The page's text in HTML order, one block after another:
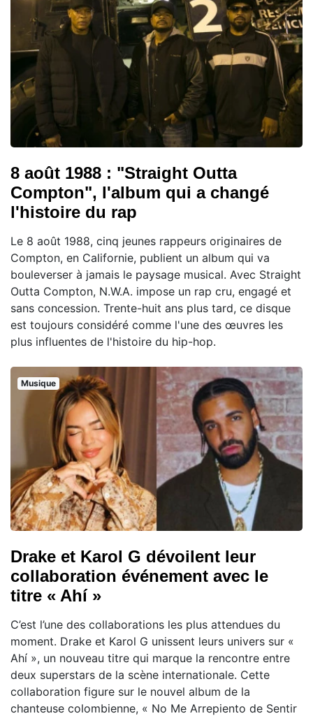
8 août 1988 : "Straight Outta
Compton", l'album qui a changé
l'histoire du rap
Le 8 août 1988, cinq jeunes rappeurs originaires de
Compton, en Californie, publient un album qui va
bouleverser à jamais le paysage musical. Avec Straight
Outta Compton, N.W.A. impose un rap cru, engagé et
sans concession. Trente-huit ans plus tard, ce disque
est toujours considéré comme l'une des œuvres les
plus influentes de l'histoire du hip-hop.
Musique
Drake et Karol G dévoilent leur
collaboration événement avec le
titre « Ahí »
C’est l’une des collaborations les plus attendues du
moment. Drake et Karol G unissent leurs univers sur «
Ahí », un nouveau titre qui marque la rencontre entre
deux superstars de la scène internationale. Cette
collaboration figure sur le nouvel album de la
chanteuse colombienne, « No Me Arrepiento de Sentir